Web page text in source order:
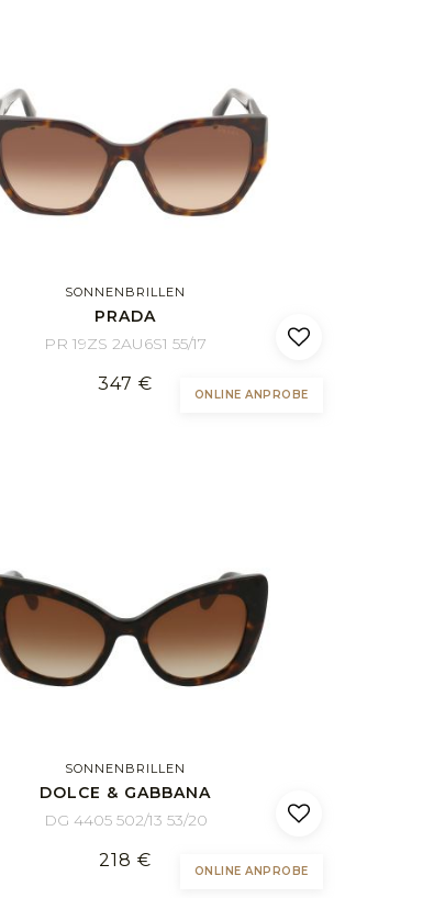
SONNENBRILLEN
PRADA
PR 19ZS 2AU6S1 55/17
347 €
ONLINE ANPROBE
SONNENBRILLEN
DOLCE & GABBANA
DG 4405 502/13 53/20
218 €
ONLINE ANPROBE